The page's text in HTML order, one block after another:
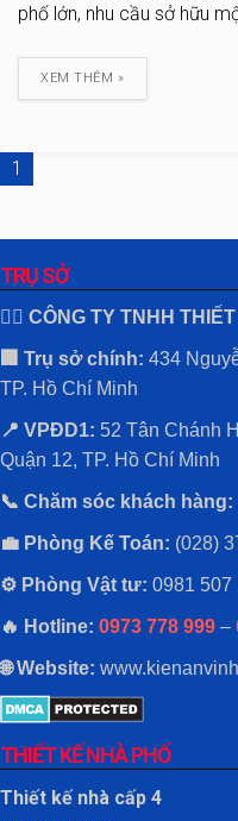
phố lớn, nhu cầu sở hữu
XEM THÊM »
1
TRỤ SỞ
👷‍♂️ CÔNG TY TNHH
🏢 Trụ sở chính: 434
TP. Hồ Chí Minh
📍 VPĐD1: 52 Tân Chánh
Quận 12, TP. Hồ Chí Minh
📞 Chăm sóc khách hàng:
💼 Phòng Kế Toán: (028)
⚙️ Phòng Vật tư: 0981 507
🔥 Hotline: 0973 778 999 –
🌐 Website:
THIẾT KẾ NHÀ PHỐ
Thiết kế nhà cấp 4